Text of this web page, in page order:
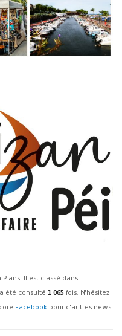
2 ans. Il est classé dans :
été consulté 1 065 fois. N'hésitez
Facebook pour d'autres news.